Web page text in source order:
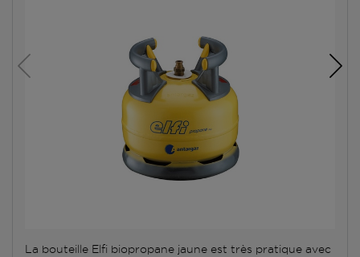
La bouteille Elfi biopropane jaune est très pratique avec